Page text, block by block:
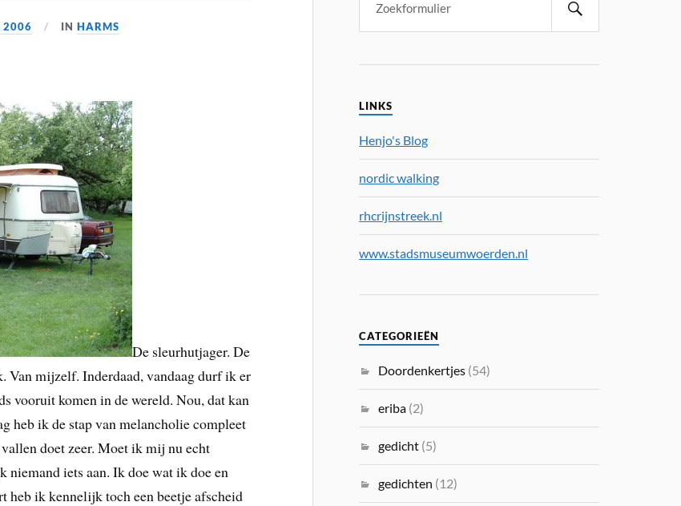
2006 INHARMS
De sleurhutjager. De
Van mijzelf. Inderdaad, vandaag durf ik er
vooruit komen in de wereld. Nou, dat kan
heb ik de stap van melancholie compleet
doet zeer. Moet ik mij nu echt
niemand iets aan. Ik doe wat ik doe en
ik kennelijk toch een beetje afscheid
LINKS
Henjo's Blog
nordic walking
rhcrijnstreek.nl
www.stadsmuseumwoerden.nl
CATEGORIEËN
Doordenkertjes (54)
eriba (2)
gedicht (5)
gedichten (12)